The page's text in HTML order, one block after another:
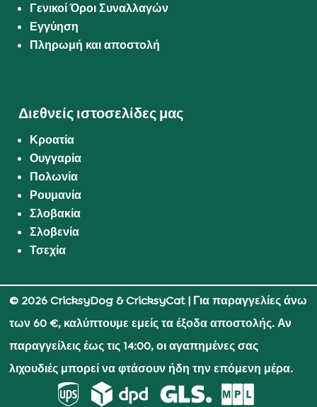
Γενικοί Όροι Συναλλαγών
Εγγύηση
Πληρωμή και αποστολή
Διεθνείς ιστοσελίδες μας
Κροατία
Ουγγαρία
Πολωνία
Ρουμανία
Σλοβακία
Σλοβενία
Τσεχία
© 2026 CricksyDog & CricksyCat| Για παραγγελίες άνω
των 60 €, καλύπτουμε εμείς τα έξοδα αποστολής. Αν
παραγγείλεις έως τις 14:00, οι αγαπημένες σας
λιχουδιές μπορεί να φτάσουν ήδη την επόμενη μέρα.